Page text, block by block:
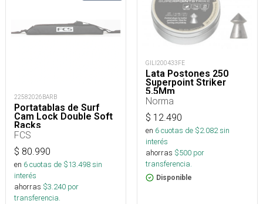
22582026BARB
Portatablas de Surf
Cam Lock Double Soft
Racks
FCS
$ 80.990
en 6cuotas de $13.498sin
interés
ahorras $3.240 por
transferencia.
GILI200433FE
Lata Postones 250
Superpoint Striker
5,5Mm
Norma
$ 12.490
en 6cuotas de $2.082sin
interés
ahorras $500 por
transferencia.
Disponible